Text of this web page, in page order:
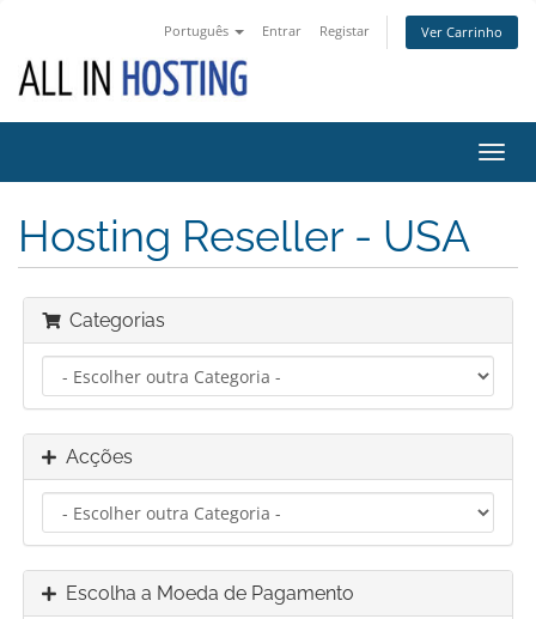
Português Entrar Registar Ver Carrinho
Hosting Reseller - USA
Categorias
Acções
Escolha a Moeda de Pagamento